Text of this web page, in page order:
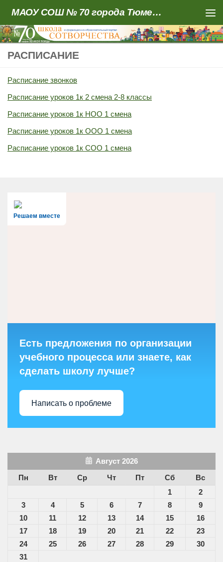
Skip to content МАОУ СОШ № 70 города Тюмени
РАСПИСАНИЕ
Расписание звонков
Расписание уроков 1к 2 смена 2-8 классы
Расписание уроков 1к НОО 1 смена
Расписание уроков 1к ООО 1 смена
Расписание уроков 1к СОО 1 смена
Решаем вместе
Есть предложения по организации
учебного процесса или знаете, как
сделать школу лучше?
Написать о проблеме
Август 2026
Пн
Вт Ср Чт Пт Сб
Вс
1
2
3
4 5 6 7 8
9
10
11 12 13 14 15
16
17
18 19 20 21 22
23
24
25 26 27 28 29
30
31